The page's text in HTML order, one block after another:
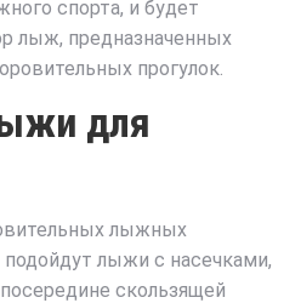
спорта, и будет
лыж, предназначенных
прогулок.
для
лыжных
подойдут лыжи с насечками,
скользящей